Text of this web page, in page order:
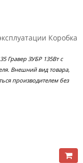
Коробка
Гравер ЗУБР 135Вт с
Внешний вид товара,
производителем без